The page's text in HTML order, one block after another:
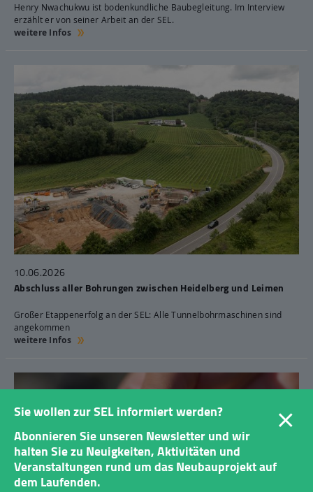
×
Sie wollen zur SEL informiert werden?
Abonnieren Sie unseren Newsletter und wir
halten Sie zu Neuigkeiten, Aktivitäten und
Veranstaltungen rund um das Neubauprojekt auf
dem Laufenden.
Henry Nwachukwu ist bodenkundliche Baubegleitung. Im Interview
erzählt er von seiner Arbeit an der SEL.
weitere Infos
10.06.2026
Abschluss aller Bohrungen zwischen Heidelberg und Leimen
Großer Etappenerfolg an der SEL: Alle Tunnelbohrmaschinen sind
angekommen
weitere Infos